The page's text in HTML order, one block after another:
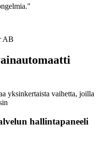
"
AB
yksinkertaista vaihetta, joilla
hallintapaneeli